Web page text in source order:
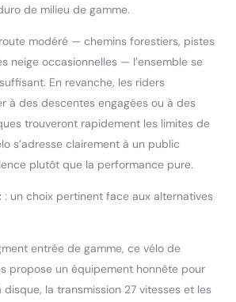
chocs.Les amortisseurs
absorber les chocs.Les
barres parallèles
peuvent s'adapter aux
conditions routières
sous
pression.L'amortisseur
de boîte arrière et le
système de double
absorption des chocs
peuvent grandement
de milieu de gamme.
modéré — chemins forestiers, pistes
neige occasionnelles — l’ensemble se
En revanche, les riders
à des descentes engagées ou à des
trouveront rapidement les limites de
s’adresse clairement à un public
plutôt que la performance pure.
un choix pertinent face aux alternatives
entrée de gamme, ce vélo de
propose un équipement honnête pour
disque, la transmission 27 vitesses et les